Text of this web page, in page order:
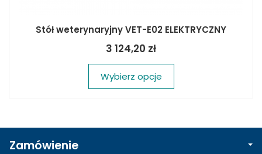
Stół weterynaryjny VET-E02 ELEKTRYCZNY
3 124,20 zł
Wybierz opcje
Zamówienie